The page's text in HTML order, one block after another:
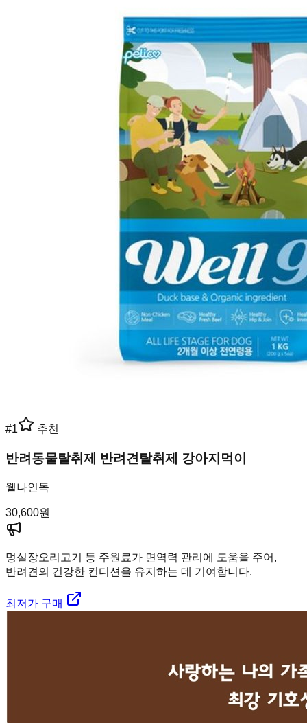
#1 추천
반려동물탈취제 반려견탈취제 강아지먹이
웰나인독
30,600원
멍실장오리고기 등 주원료가 면역력 관리에 도움을 주어,
반려견의 건강한 컨디션을 유지하는 데 기여합니다.
최저가 구매